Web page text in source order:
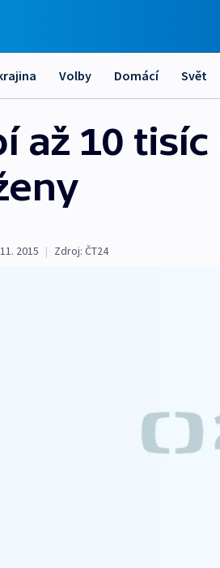
Volby Domácí Svět
až 10
2015 | Zdroj: ČT24